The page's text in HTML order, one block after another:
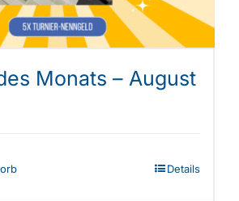
Monats – August
Details